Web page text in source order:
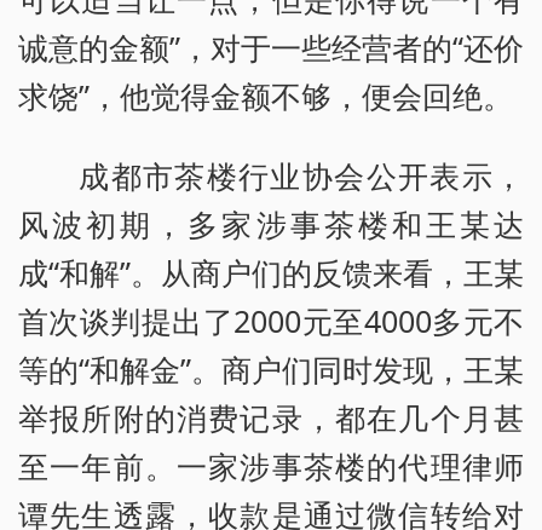
诚意的金额”，对于一些经营者的“还价
求饶”，他觉得金额不够，便会回绝。
成都市茶楼行业协会公开表示，
风波初期，多家涉事茶楼和王某达
成“和解”。从商户们的反馈来看，王某
首次谈判提出了2000元至4000多元不
等的“和解金”。商户们同时发现，王某
举报所附的消费记录，都在几个月甚
至一年前。一家涉事茶楼的代理律师
谭先生透露，收款是通过微信转给对